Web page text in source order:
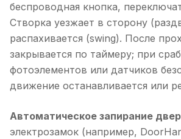
беспроводная кнопка,
Створка уезжает в сторону
распахивается (swing). После
закрывается по таймеру; при
фотоэлементов или датчиков
движение останавливается или
Автоматическое запирание
электрозамок (например,